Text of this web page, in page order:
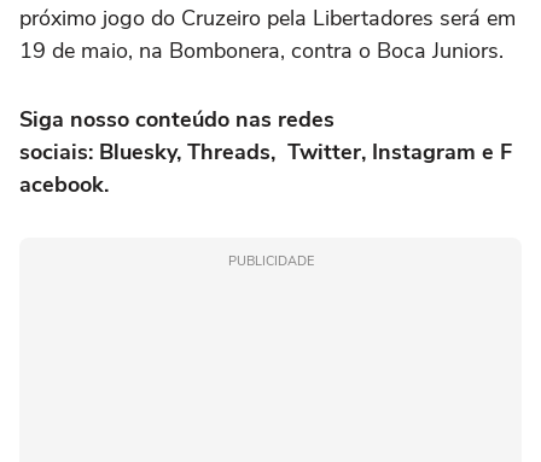
próximo jogo do Cruzeiro pela Libertadores será em
19 de maio, na Bombonera, contra o Boca Juniors.
Siga nosso conteúdo nas redes
sociais: Bluesky, Threads, Twitter, Instagram e F
acebook.
PUBLICIDADE